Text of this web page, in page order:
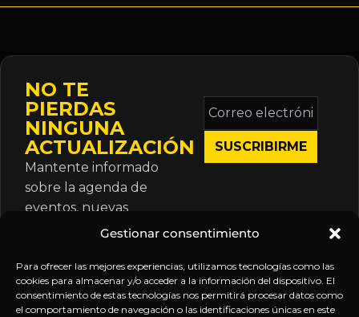
Gestionar consentimiento
Para ofrecer las mejores experiencias, utilizamos tecnologías como las
cookies para almacenar y/o acceder a la información del dispositivo. El
consentimiento de estas tecnologías nos permitirá procesar datos como
el comportamiento de navegación o las identificaciones únicas en este
NO TE
PIERDAS
NINGUNA
ACTUALIZACIÓN
Mantente informado
sobre la agenda de
eventos, nuevas
publicaciones y
suscripción.
Correo
electrónico
*